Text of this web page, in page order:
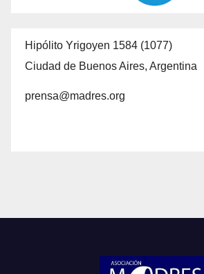
Hipólito Yrigoyen 1584 (1077)
Ciudad de Buenos Aires, Argentina
prensa@madres.org